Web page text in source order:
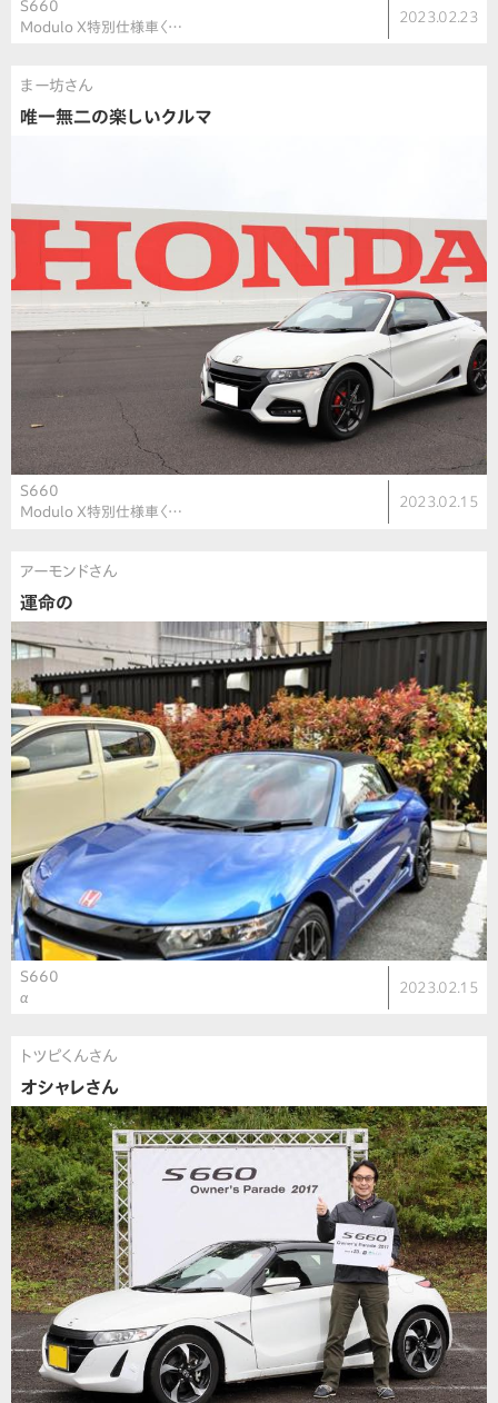
S660
Modulo X特別仕様車〈…
2023.02.23
まー坊さん
唯一無二の楽しいクルマ
S660
Modulo X特別仕様車〈…
2023.02.15
アーモンドさん
運命の
S660
α
2023.02.15
トツピくんさん
オシャレさん